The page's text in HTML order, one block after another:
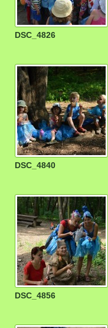
DSC_4826
DSC_4840
DSC_4856